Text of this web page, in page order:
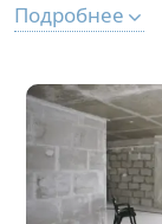
Подробнее